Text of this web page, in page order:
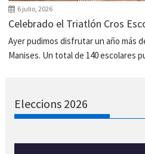
6 julio, 2026
Celebrado el Triatlón Cros
Ayer pudimos disfrutar un año más
Manises. Un total de 140 escolares
Eleccions 2026